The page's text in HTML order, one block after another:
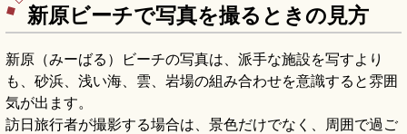
新原ビーチで写真を撮るときの見方
新原（みーばる）ビーチの写真は、派手な施設を写すより
も、砂浜、浅い海、雲、岩場の組み合わせを意識すると雰囲
気が出ます。
訪日旅行者が撮影する場合は、景色だけでなく、周囲で過ご